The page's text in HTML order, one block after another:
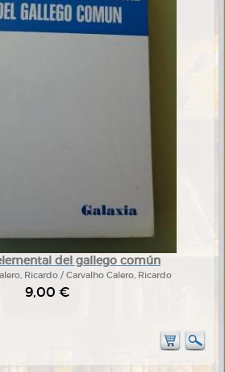
del gallego común
Ricardo / Carvalho Calero, Ricardo
9,00 €